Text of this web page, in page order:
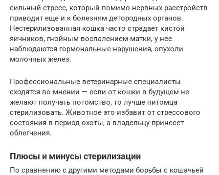
сильный стресс, который помимо нервных расстройств
приводит еще и к болезням детородных органов.
Нестерилизованная кошка часто страдает кистой
яичников, гнойным воспалением матки, у нее
наблюдаются гормональные нарушения, опухоли
молочных желез.
Профессиональные ветеринарные специалисты
сходятся во мнении — если от кошки в будущем не
желают получать потомство, то лучше питомца
стерилизовать. Животное это избавит от стрессового
состояния в период охоты, а владельцу принесет
облегчения.
Плюсы и минусы стерилизации
По сравнению с другими методами борьбы с кошачьей